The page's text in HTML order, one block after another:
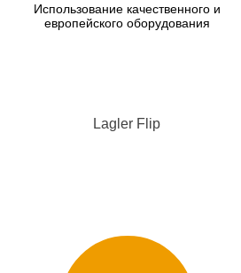
Использование качественного и
европейского оборудования
Lagler Flip